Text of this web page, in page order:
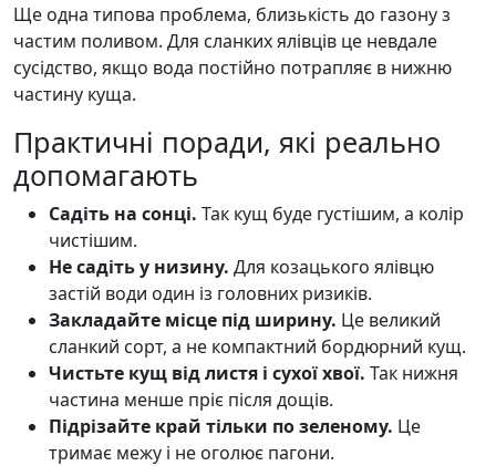
Ще одна типова проблема, близькість до газону з
частим поливом. Для сланких ялівців це невдале
сусідство, якщо вода постійно потрапляє в нижню
частину куща.
Практичні поради, які реально
допомагають
Садіть на сонці. Так кущ буде густішим, а колір
чистішим.
Не садіть у низину. Для козацького ялівцю
застій води один із головних ризиків.
Закладайте місце під ширину. Це великий
сланкий сорт, а не компактний бордюрний кущ.
Чистьте кущ від листя і сухої хвої. Так нижня
частина менше пріє після дощів.
Підрізайте край тільки по зеленому. Це
тримає межу і не оголює пагони.